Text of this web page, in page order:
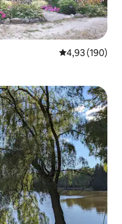
4,93 de uma
4,93 (190)